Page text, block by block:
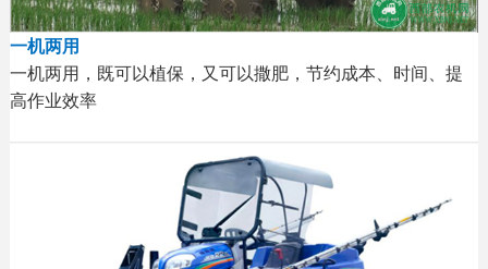
一机两用
一机两用，既可以植保，又可以撒肥，节约成本、时间、提
高作业效率